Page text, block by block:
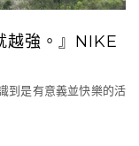
越強。』NIKE
到是有意義並快樂的活